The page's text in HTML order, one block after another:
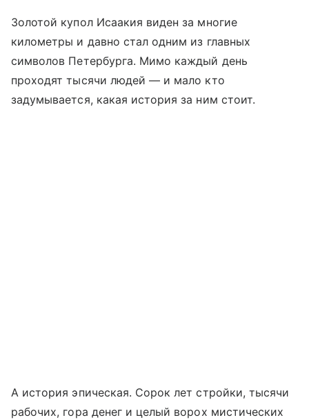
Золотой купол Исаакия виден за многие
километры и давно стал одним из главных
символов Петербурга. Мимо каждый день
проходят тысячи людей — и мало кто
задумывается, какая история за ним стоит.
А история эпическая. Сорок лет стройки, тысячи
рабочих, гора денег и целый ворох мистических